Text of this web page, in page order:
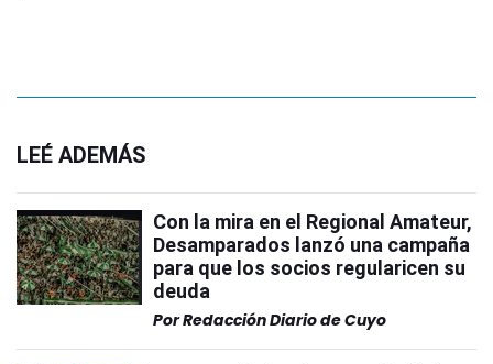
LEÉ ADEMÁS
Con la mira en el Regional Amateur,
Desamparados lanzó una campaña
para que los socios regularicen su
deuda
PorRedacción Diario de Cuyo